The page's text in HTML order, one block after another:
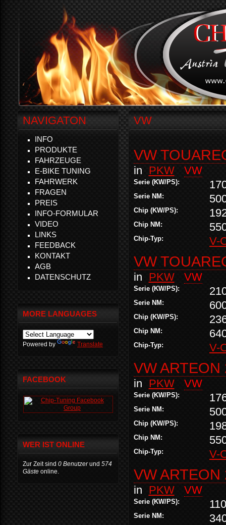
VW
VW
in PKW VW
Serie (KW/PS):
Serie NM:
Chip (KW/PS):
Chip NM:
Chip-Typ: V-
VW
in PKW VW
Serie (KW/PS):
Serie NM:
Chip (KW/PS):
Chip NM:
Chip-Typ: V-
VW ARTEON
in PKW VW
Serie (KW/PS):
Serie NM:
Chip (KW/PS):
Chip NM:
Chip-Typ: V-
VW ARTEON
in PKW VW
Serie (KW/PS):
Serie NM:
NAVIGATON
INFO
PRODUKTE
FAHRZEUGE
E-BIKE TUNING
FAHRWERK
FRAGEN
PREIS
INFO-FORMULAR
VIDEO
LINKS
FEEDBACK
KONTAKT
AGB
DATENSCHUTZ
MORE LANGUAGES
Powered by Translate
FACEBOOK
WER IST ONLINE
Zur Zeit sind 0 Benutzerund 574
Gäste online.